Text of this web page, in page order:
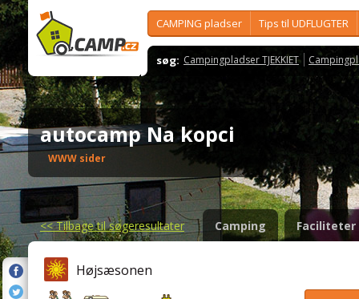
CAMPING pladser Tips til UDFLUGTER
søg: Campingpladser TJEKKIET
autocamp Na kopci
WWW sider
<<Tilbage til søgeresultater Camping Faciliteter
Højsæsonen